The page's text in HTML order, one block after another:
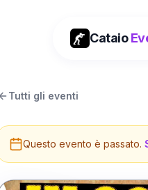
Cataio
Tutti gli eventi
Questo evento è passato.